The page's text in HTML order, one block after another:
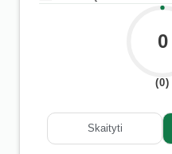
0
(0)
Skaityti